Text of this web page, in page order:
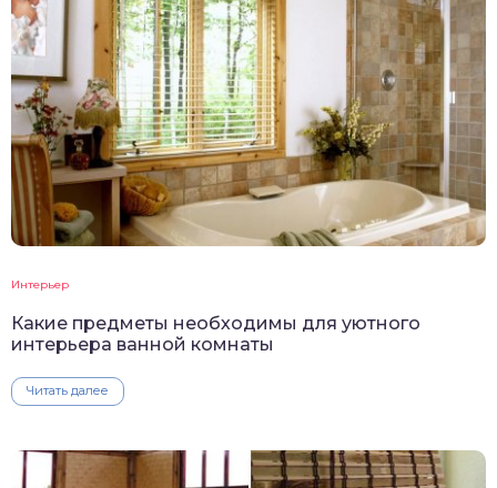
Интерьер
Какие предметы необходимы для уютного
интерьера ванной комнаты
Читать далее